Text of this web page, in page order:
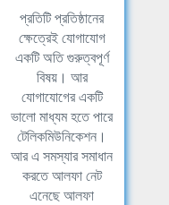
প্রতিটি প্রতিষ্ঠানের
ক্ষেত্রেই যোগাযোগ
একটি অতি গুরুত্বপূর্ণ
বিষয়। আর
যোগাযোগের একটি
ভালো মাধ্যম হতে পারে
টেলিকমিউনিকেশন।
আর এ সমস্যার সমাধান
করতে আলফা নেট
এনেছে আলফা